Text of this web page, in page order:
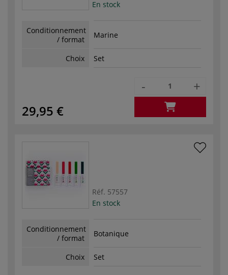
En stock
Conditionnement
/ format
Marine
Choix Set
29,95 €
- +
Réf. 57557
En stock
Conditionnement
/ format
Botanique
Choix Set